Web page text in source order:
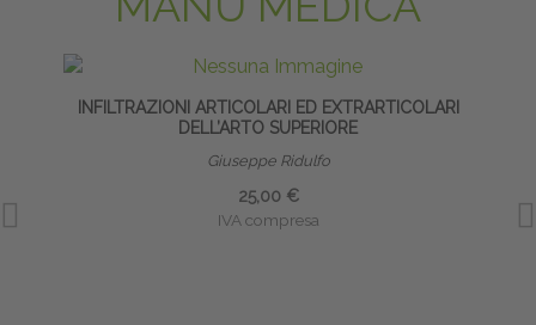
INFILTRAZIONI ARTICOLARI ED EXTRARTICOLARI
DELL’ARTO SUPERIORE
Giuseppe Ridulfo
25,00 €
IVA compresa